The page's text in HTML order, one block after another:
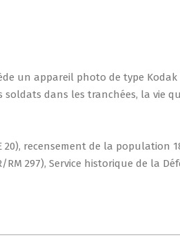
un appareil photo de type
soldats dans les tranchées, la
recensement de la population
297), Service historique de la